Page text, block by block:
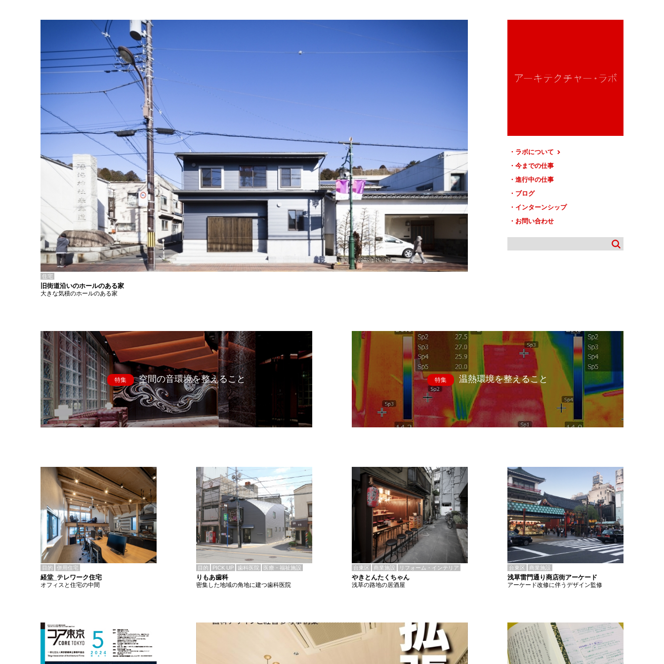
ラボについて
今までの仕事
進行中の仕事
ブログ
インターンシップ
お問い合わせ
住宅
旧街道沿いのホールのある家
大きな気積のホールのある家
特集 空間の音環境を整えること 特集 温熱環境を整えること
目的 併用住宅
経堂_テレワーク住宅
オフィスと住宅の中間
目的 PICK UP 歯科医院 医療・福祉施設
りもあ歯科
密集した地域の角地に建つ歯科医院
台東区 商業施設 リフォーム・インテリア
やきとんたくちゃん
浅草の路地の居酒屋
台東区 商業施設
浅草雷門通り商店街アーケード
アーケード改修に伴うデザイン監修